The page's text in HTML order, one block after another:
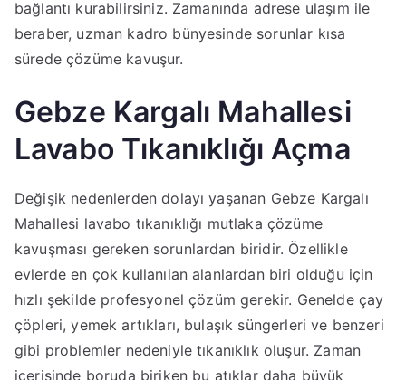
bağlantı kurabilirsiniz. Zamanında adrese ulaşım ile
beraber, uzman kadro bünyesinde sorunlar kısa
sürede çözüme kavuşur.
Gebze Kargalı Mahallesi
Lavabo Tıkanıklığı Açma
Değişik nedenlerden dolayı yaşanan Gebze Kargalı
Mahallesi lavabo tıkanıklığı mutlaka çözüme
kavuşması gereken sorunlardan biridir. Özellikle
evlerde en çok kullanılan alanlardan biri olduğu için
hızlı şekilde profesyonel çözüm gerekir. Genelde çay
çöpleri, yemek artıkları, bulaşık süngerleri ve benzeri
gibi problemler nedeniyle tıkanıklık oluşur. Zaman
içerisinde boruda biriken bu atıklar daha büyük